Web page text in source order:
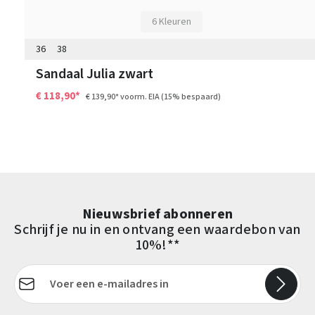
6 Kleuren
36
38
Sandaal Julia zwart
€ 118,90* € 139,90*voorm. EIA(15% bespaard)
Nieuwsbrief abonneren
Schrijf je nu in en ontvang een waardebon van
10%!**
E-mailadres*